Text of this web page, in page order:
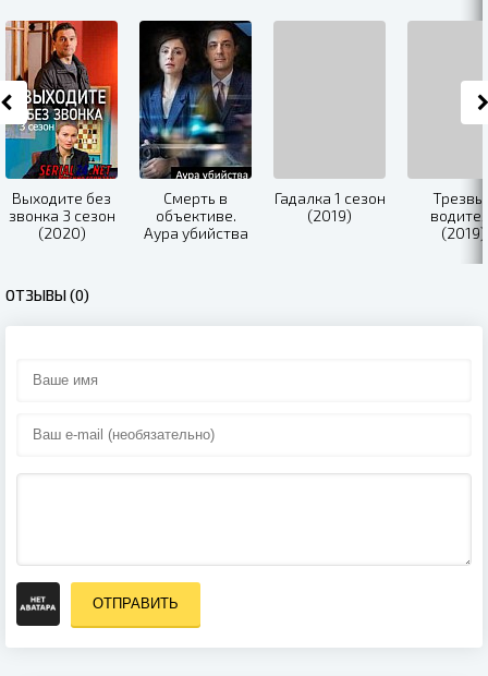
Выходите без
звонка 3 сезон
(2020)
Смерть в
объективе.
Аура убийства
Гадалка 1 сезон
(2019)
(2019)
ОТЗЫВЫ (0)
ОТПРАВИТЬ